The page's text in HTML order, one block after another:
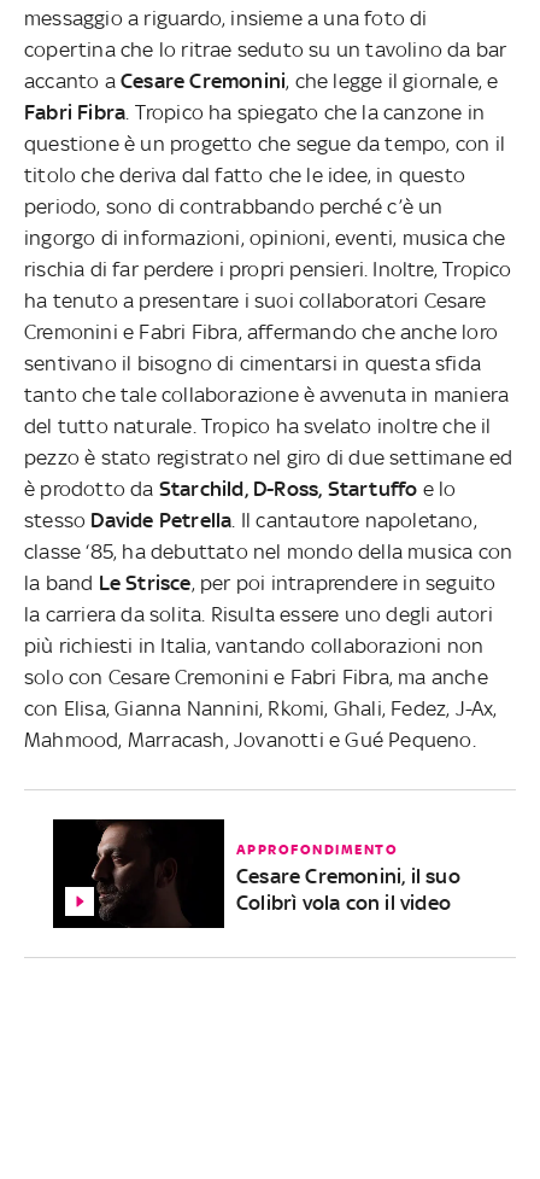
messaggio a riguardo, insieme a una foto di
copertina che lo ritrae seduto su un tavolino da bar
accanto aCesare Cremonini, che legge il giornale, e
Fabri Fibra . Tropico ha spiegato che la canzone in
questione è un progetto che segue da tempo, con il
titolo che deriva dal fatto che le idee, in questo
periodo, sono di contrabbando perché c’è un
ingorgo di informazioni, opinioni, eventi, musica che
rischia di far perdere i propri pensieri. Inoltre, Tropico
ha tenuto a presentare i suoi collaboratori Cesare
Cremonini e Fabri Fibra, affermando che anche loro
sentivano il bisogno di cimentarsi in questa sfida
tanto che tale collaborazione è avvenuta in maniera
del tutto naturale. Tropico ha svelato inoltre che il
pezzo è stato registrato nel giro di due settimane ed
è prodotto da Starchild, D-Ross, Startuffo e lo
stesso Davide Petrella . Il cantautore napoletano,
classe ‘85, ha debuttato nel mondo della musica con
la band Le Strisce, per poi intraprendere in seguito
la carriera da solita. Risulta essere uno degli autori
più richiesti in Italia, vantando collaborazioni non
solo con Cesare Cremonini e Fabri Fibra, ma anche
con Elisa, Gianna Nannini, Rkomi, Ghali, Fedez, J-Ax,
Mahmood, Marracash, Jovanotti e Gué Pequeno.
APPROFONDIMENTO
Cesare Cremonini, il suo
Colibrì vola con il video